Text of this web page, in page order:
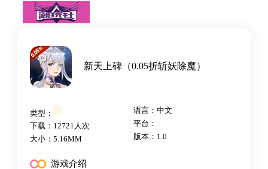
新天上碑（0.05折斩妖除魔）
类型：
下载：12721人次
大小：5.16MM
语言：中文
平台：
版本：1.0
游戏介绍